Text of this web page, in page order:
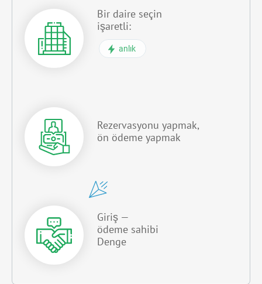
Bir daire seçin
işaretli:
anlık
Rezervasyonu yapmak,
ön ödeme yapmak
Giriş —
ödeme sahibi
Denge